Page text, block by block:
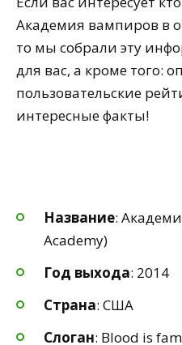
Академия вампиров в
то мы собрали эту
для вас, а кроме того:
пользовательские
интересные факты!
Название:
Academy)
Год выхода: 2014
Страна: США
Слоган: Blood is